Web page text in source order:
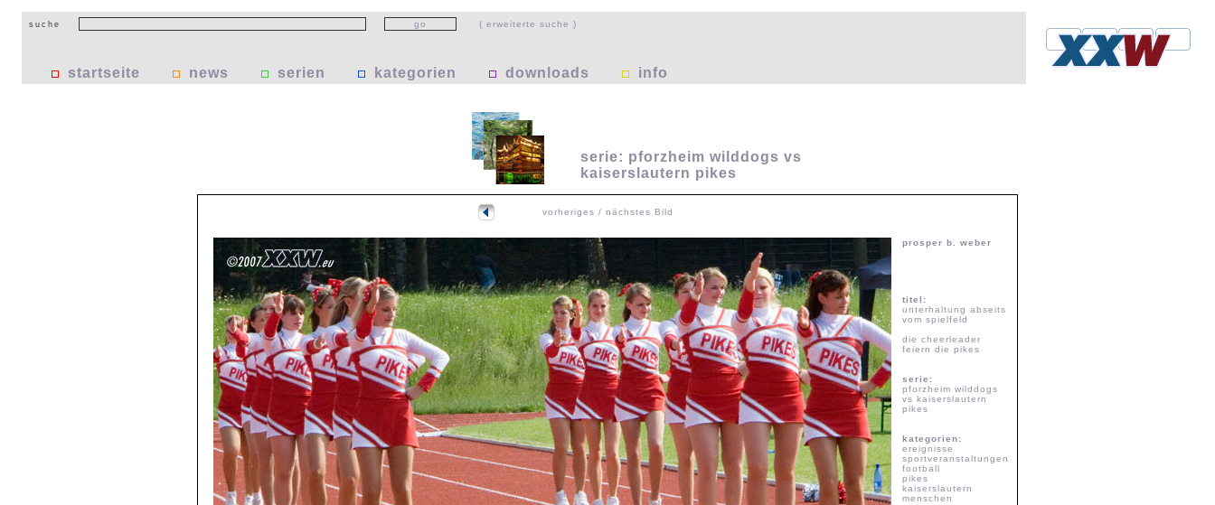
suche ( erweiterte suche )
startseite news serien kategorien downloads info
serie: pforzheim wilddogs vs
kaiserslautern pikes
vorheriges / nächstes Bild
prosper b. weber
titel:
unterhaltung abseits
vom spielfeld
die cheerleader
feiern die pikes
serie:
pforzheim wilddogs
vs kaiserslautern
pikes
kategorien:
ereignisse
sportveranstaltungen
football
pikes
kaiserslautern
menschen